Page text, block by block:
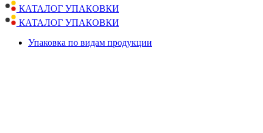
КАТАЛОГ УПАКОВКИ
КАТАЛОГ УПАКОВКИ
Упаковка по видам продукции